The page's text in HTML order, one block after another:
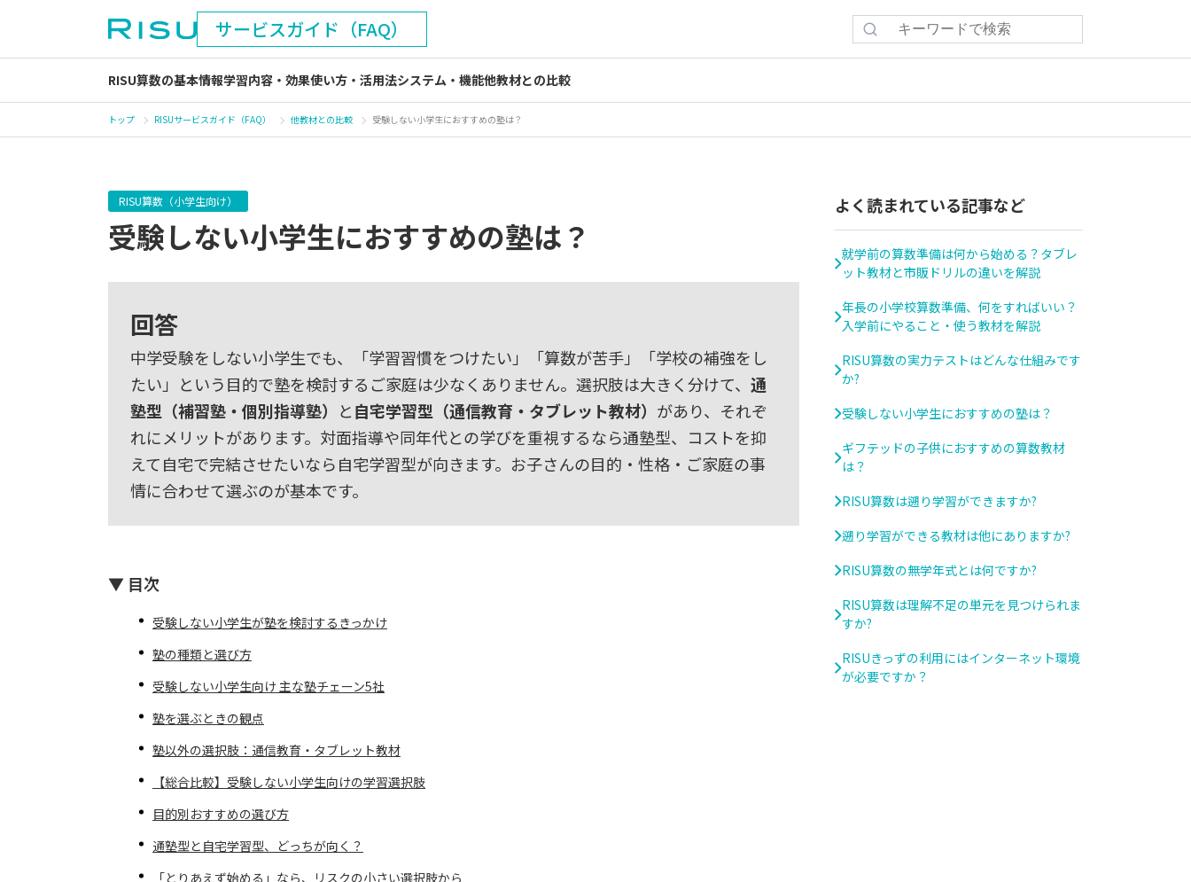
サービスガイド（FAQ）
検
索:
RISU算数の基本情報学習内容・効果使い方・活用法システム・機能他教材との比較
トップ RISUサービスガイド（FAQ） 他教材との比較 受験しない小学生におすすめの塾は？
RISU算数（小学生向け）
受験しない小学生におすすめの塾は？
回答
中学受験をしない小学生でも、「学習習慣をつけたい」「算数が苦手」「学校の補強をし
たい」という目的で塾を検討するご家庭は少なくありません。選択肢は大きく分けて、 通
塾型（補習塾・個別指導塾） と自宅学習型（通信教育・タブレット教材） があり、それぞ
れにメリットがあります。対面指導や同年代との学びを重視するなら通塾型、コストを抑
えて自宅で完結させたいなら自宅学習型が向きます。お子さんの目的・性格・ご家庭の事
情に合わせて選ぶのが基本です。
▼ 目次
受験しない小学生が塾を検討するきっかけ
塾の種類と選び方
受験しない小学生向け 主な塾チェーン5社
塾を選ぶときの観点
塾以外の選択肢：通信教育・タブレット教材
【総合比較】受験しない小学生向けの学習選択肢
目的別おすすめの選び方
通塾型と自宅学習型、どっちが向く？
「とりあえず始める」なら、リスクの小さい選択肢から
よく読まれている記事など
就学前の算数準備は何から始める？タブレ
ット教材と市販ドリルの違いを解説
年長の小学校算数準備、何をすればいい？
入学前にやること・使う教材を解説
RISU算数の実力テストはどんな仕組みです
か?
受験しない小学生におすすめの塾は？
ギフテッドの子供におすすめの算数教材
は？
RISU算数は遡り学習ができますか?
遡り学習ができる教材は他にありますか?
RISU算数の無学年式とは何ですか?
RISU算数は理解不足の単元を見つけられま
すか?
RISUきっずの利用にはインターネット環境
が必要ですか？